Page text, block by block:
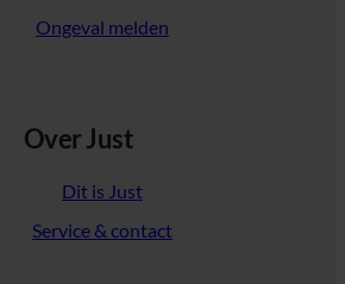
Ongeval melden
Over Just
Dit is Just
Service & contact